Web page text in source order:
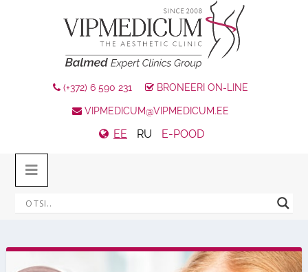
(+372) 6 590 231 BRONEERI ON-LINE
VIPMEDICUM@VIPMEDICUM.EE
EE RU E-POOD